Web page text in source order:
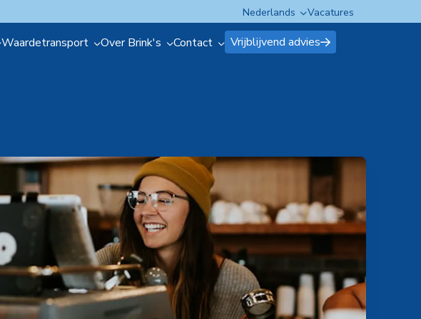
Nederlands Vacatures
Vind het hier
Waardetransport
Vind het hier
Over Brink's
Innovatie Centre
Nieuws en blogs
Contact
Pers en media
Vrijblijvend advies